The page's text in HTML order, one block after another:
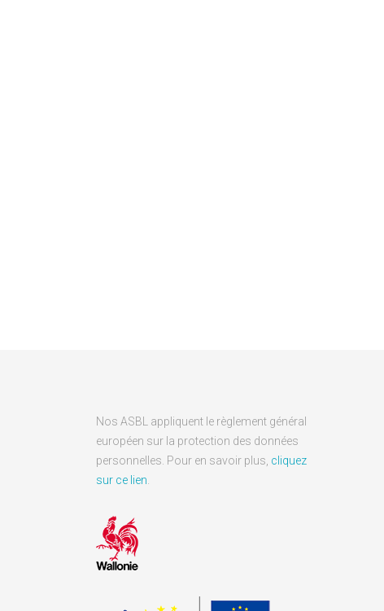
Nos ASBL appliquent le règlement général
européen sur la protection des données
personnelles. Pour en savoir plus, cliquez
sur ce lien